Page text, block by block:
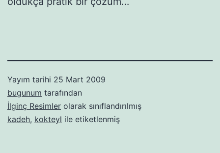
Yayım tarihi 25 Mart 2009
bugunum tarafından
İlginç Resimler olarak sınıflandırılmış
kadeh, kokteyl ile etiketlenmiş